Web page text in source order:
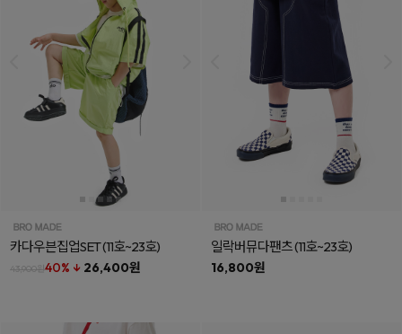
카다우븐집업SET(11호~23호)
43,900원40% ↓ 26,400원
일락버뮤다팬츠(11호~23호)
16,800원